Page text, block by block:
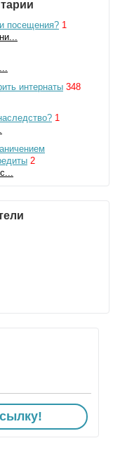
посещения? 1
интернаты 348
1
2